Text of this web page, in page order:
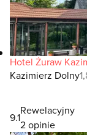
Hotel Żuraw
Kazimierz Dolny
9.1
Rewelacyjny
2 opinie